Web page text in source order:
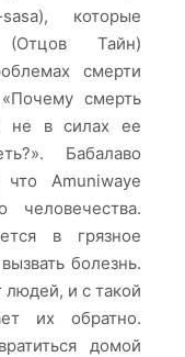
которые
(Отцов Тайн)
смерти
смерть
не в силах ее
Бабалаво
что Amuniwaye
человечества.
в грязное
болезнь.
людей, и с такой
их обратно.
домой